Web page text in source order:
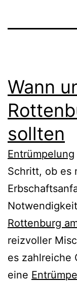
Wann
sollten
Entrümpelung
Schritt, ob es
Rottenburg
reizvoller
es zahlreiche
eine